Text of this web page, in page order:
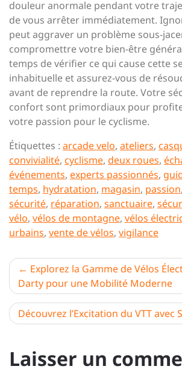
douleur anormale pendant votre
de vous arrêter immédiatement.
peut aggraver un problème sous-
compromettre votre bien-être
temps de vérifier ce qui cause cette
inhabituelle et assurez-vous de
avant de reprendre la route. Votre
confort sont primordiaux pour
votre passion pour le cyclisme.
Étiquettes : arcade velo, ateliers,
convivialité, cyclisme, deux roues,
événements, experts passionnés,
temps, hydratation, magasin, passion,
sécurité, réparation, sanctuaire,
vélo, vélos de montagne, vélos
urbains, vente de vélos, vigilance
Navigation
de
l’article
Explorez la Gamme de Vélos
Darty pour une Mobilité Moderne
Découvrez l’Excitation du VTT avec
Laisser un